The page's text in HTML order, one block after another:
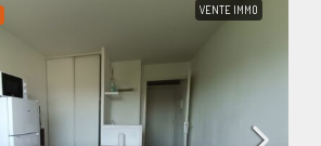
VENTE IMMO